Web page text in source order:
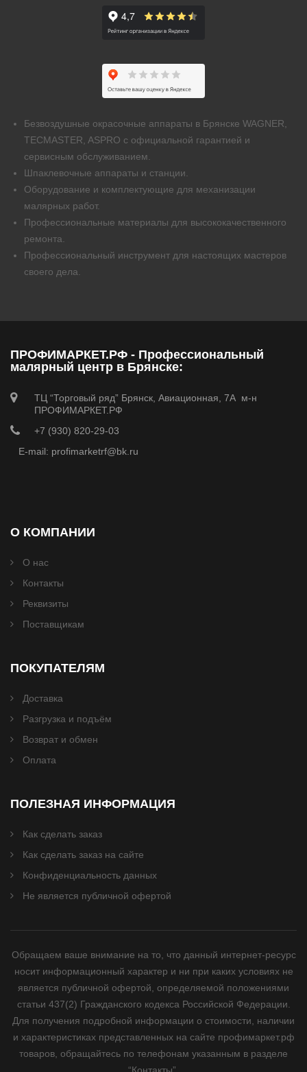
Безвоздушные окрасочные аппараты в Брянске WAGNER,
TECMASTER, ASPRO с официальной гарантией и
сервисным обслуживанием.
Шпаклевочные аппараты и станции.
Оборудование и комплектующие для механизации
малярных работ.
Профессиональные материалы для высококачественного
ремонта.
Профессиональный инструмент для настоящих мастеров
своего дела.
ПРОФИМАРКЕТ.РФ - Профессиональный
малярный центр в Брянске:
ТЦ “Торговый ряд” Брянск, Авиационная, 7А м-н
ПРОФИМАРКЕТ.РФ
+7 (930) 820-29-03
E-mail: profimarketrf@bk.ru
О КОМПАНИИ
О нас
Контакты
Реквизиты
Поставщикам
ПОКУПАТЕЛЯМ
Доставка
Разгрузка и подъём
Возврат и обмен
Оплата
ПОЛЕЗНАЯ ИНФОРМАЦИЯ
Как сделать заказ
Как сделать заказ на сайте
Конфиденциальность данных
Не является публичной офертой
Обращаем ваше внимание на то, что данный интернет-ресурс
носит информационный характер и ни при каких условиях не
является публичной офертой, определяемой положениями
статьи 437(2) Гражданского кодекса Российской Федерации.
Для получения подробной информации о стоимости, наличии
и характеристиках представленных на сайте профимаркет.рф
товаров, обращайтесь по телефонам указанным в разделе
“Контакты”.